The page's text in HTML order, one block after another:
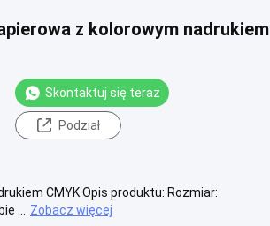
z kolorowym nadrukiem
Skontaktuj się teraz
Podział
CMYK Opis produktu: Rozmiar:
...
Zobacz więcej